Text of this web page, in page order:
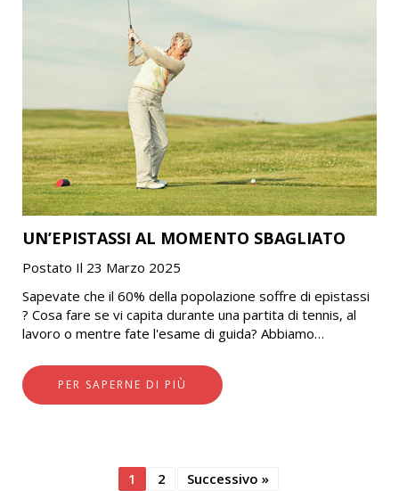
UN’EPISTASSI AL MOMENTO SBAGLIATO
Postato Il 23 Marzo 2025
Sapevate che il 60% della popolazione soffre di epistassi
? Cosa fare se vi capita durante una partita di tennis, al
lavoro o mentre fate l'esame di guida? Abbiamo
PER SAPERNE DI PIÙ
1 2 Successivo »